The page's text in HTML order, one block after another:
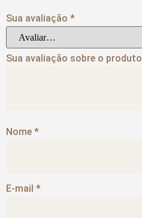
Sua avaliação *
Sua avaliação sobre o produto
Nome *
E-mail *